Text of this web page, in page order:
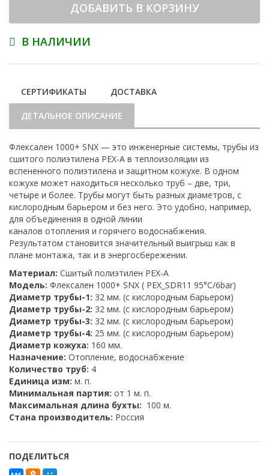
ДОБАВИТЬ В КОРЗИНУ
В НАЛИЧИИ
СЕРТИФИКАТЫ ДОСТАВКА
ДЕТАЛЬНОЕ ОПИСАНИЕ
Флексален 1000+ SNX — это инженерные системы, трубы из
сшитого полиэтилена PEX-A в теплоизоляции из
вспененного полиэтилена и защитном кожухе. В одном
кожухе может находиться несколько труб – две, три,
четыре и более. Трубы могут быть разных диаметров, с
кислородным барьером и без него. Это удобно, например,
для объединения в одной линии
каналов отопления и горячего водоснабжения.
Результатом становится значительный выигрыш как в
плане монтажа, так и в энергосбережении.
Материал: Сшитый полиэтилен PEX-A
Модель: Флексален 1000+ SNX ( PEX_SDR11 95°C/6bar)
Диаметр трубы-1: 32 мм. (с кислородным барьером)
Диаметр трубы-2: 32 мм. (с кислородным барьером)
Диаметр трубы-3: 32 мм. (с кислородным барьером)
Диаметр трубы-4: 25 мм. (с кислородным барьером)
Диаметр кожуха: 160 мм.
Назначение: Отопление, водоснабжение
Количество труб: 4
Единица изм: м. п.
Минимальная партия: от 1 м. п.
Максимальная длина бухты: 100 м.
Стана производитель: Россия
ПОДЕЛИТЬСЯ